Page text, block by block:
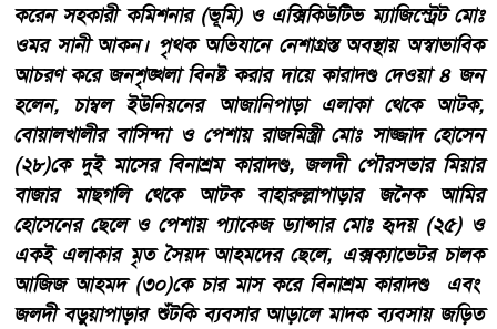
করেন সহকারী কমিশনার (ভূমি) ও এক্সিকিউটিভ ম্যাজিস্ট্রেট মোঃ
ওমর সানী আকন। পৃথক অভিযানে নেশাগ্রস্ত অবস্থায় অস্বাভাবিক
আচরণ করে জনশৃঙ্খলা বিনষ্ট করার দায়ে কারাদণ্ড দেওয়া ৪ জন
হলেন, চাম্বল ইউনিয়নের আজানিপাড়া এলাকা থেকে আটক,
বোয়ালখালীর বাসিন্দা ও পেশায় রাজমিস্ত্রী মোঃ সাজ্জাদ হোসেন
(২৮)কে দুই মাসের বিনাশ্রম কারাদণ্ড, জলদী পৌরসভার মিয়ার
বাজার মাছগলি থেকে আটক বাহারুল্লাপাড়ার জনৈক আমির
হোসেনের ছেলে ও পেশায় প্যাকেজ ড্যান্সার মোঃ হৃদয় (২৫) ও
একই এলাকার মৃত সৈয়দ আহমদের ছেলে, এক্সক্যাভেটর চালক
আজিজ আহমদ (৩০)কে চার মাস করে বিনাশ্রম কারাদণ্ড এবং
জলদী বড়ুয়াপাড়ার শুঁটকি ব্যবসার আড়ালে মাদক ব্যবসায় জড়িত